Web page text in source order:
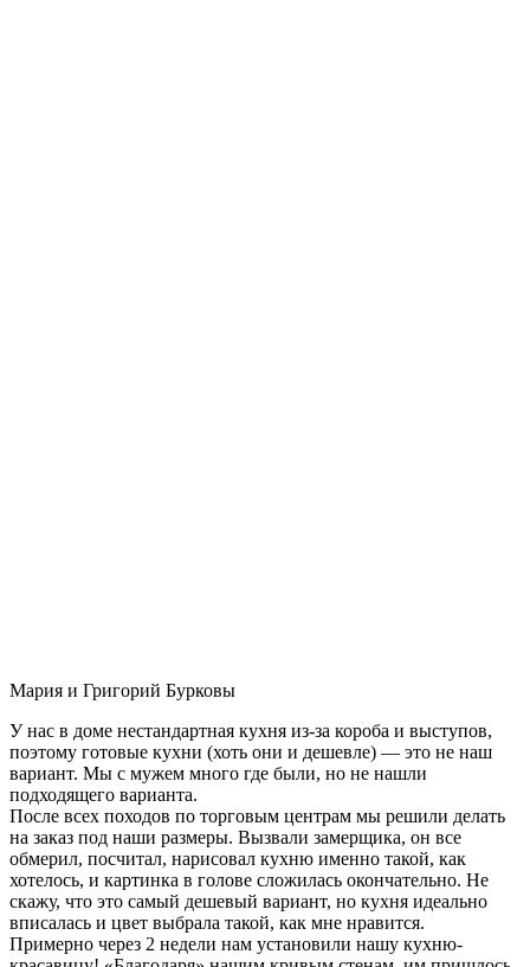
Мария и Григорий Бурковы
У нас в доме нестандартная кухня из-за короба и выступов,
поэтому готовые кухни (хоть они и дешевле) — это не наш
вариант. Мы с мужем много где были, но не нашли
подходящего варианта.
После всех походов по торговым центрам мы решили делать
на заказ под наши размеры. Вызвали замерщика, он все
обмерил, посчитал, нарисовал кухню именно такой, как
хотелось, и картинка в голове сложилась окончательно. Не
скажу, что это самый дешевый вариант, но кухня идеально
вписалась и цвет выбрала такой, как мне нравится.
Примерно через 2 недели нам установили нашу кухню-